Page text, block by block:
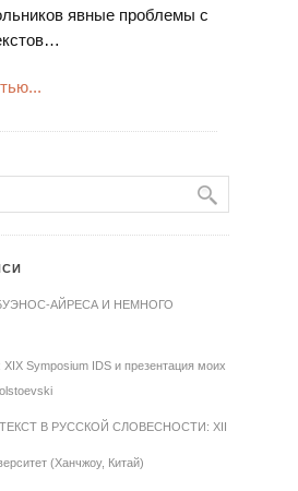
явные проблемы с
АЙРЕСА И НЕМНОГО
Symposium IDS и презентация моих
В РУССКОЙ СЛОВЕСНОСТИ: XII
(Ханчжоу, Китай)